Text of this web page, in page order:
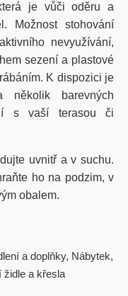
je vůči oděru a
Možnost stohování
nevyužívání,
sezení a plastové
K dispozici je
barevných
s vaší terasou či
uvnitř a v suchu.
ho na podzim, v
obalem.
a doplňky, Nábytek,
židle a křesla